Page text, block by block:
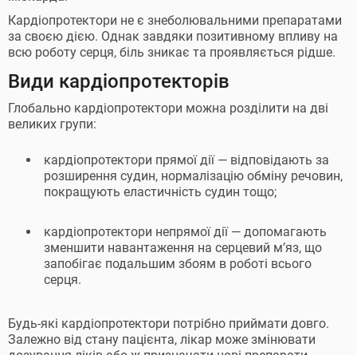
Кардіопротектори не є знеболювальними препаратами
за своєю дією. Однак завдяки позитивному впливу на
всю роботу серця, біль зникає та проявляється рідше.
Види кардіопротекторів
Глобально кардіопротектори можна розділити на дві
великих групи:
кардіопротектори прямої дії — відповідають за
розширення судин, нормалізацію обміну речовин,
покращують еластичність судин тощо;
кардіопротектори непрямої дії — допомагають
зменшити навантаження на серцевий м’яз, що
запобігає подальшим збоям в роботі всього
серця.
Будь-які кардіопротектори потрібно приймати довго.
Залежно від стану пацієнта, лікар може змінювати